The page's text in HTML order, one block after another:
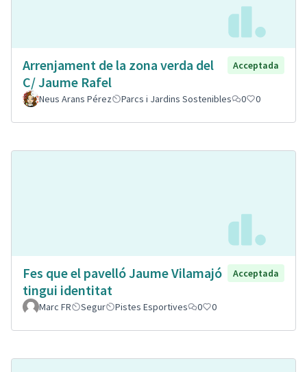
Arrenjament de la zona verda del
C/ Jaume Rafel
Acceptada
Neus Arans Pérez Parcs i Jardins Sostenibles 0 0
Fes que el pavelló Jaume Vilamajó
tingui identitat
Acceptada
Marc FR Segur Pistes Esportives 0 0